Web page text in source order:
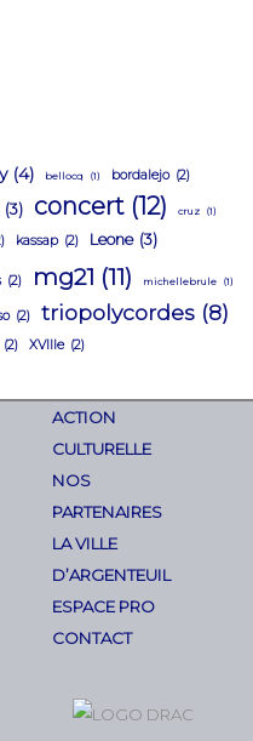
(4) bellocq (1) bordalejo (2)
(3) concert (12) cruz (1)
kassap (2) Leone (3)
(2) mg21 (11) michellebrule (1)
(2) triopolycordes (8)
(2) XVIIIe (2)
ACTION
CULTURELLE
NOS
PARTENAIRES
LA VILLE
D’ARGENTEUIL
ESPACE PRO
CONTACT